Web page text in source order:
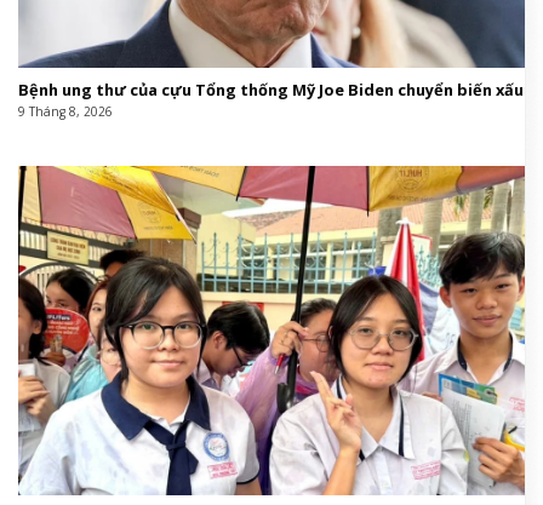
Bệnh ung thư của cựu Tổng thống Mỹ Joe Biden chuyển biến xấu
9 Tháng 8, 2026